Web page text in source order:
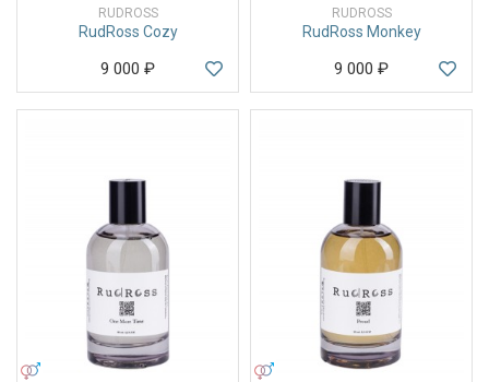
RUDROSS
RudRoss Cozy
9 000 ₽
RUDROSS
RudRoss Monkey
9 000 ₽
УНИСЕКС УНИСЕКС